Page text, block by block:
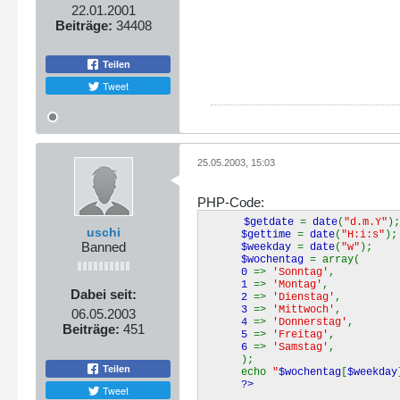
22.01.2001
Beiträge: 34408
Teilen
Tweet
uschi
Banned
Dabei seit:
06.05.2003
Beiträge: 451
Teilen
Tweet
25.05.2003, 15:03
PHP-Code:
$getdate = date( "d.m.Y" );
$gettime = date( "H:i:s" );
$weekday = date( "w" );
$wochentag = array(
0 => 'Sonntag' ,
1 => 'Montag' ,
2 => 'Dienstag' ,
3 => 'Mittwoch' ,
4 => 'Donnerstag' ,
5 => 'Freitag' ,
6 => 'Samstag' ,
);
echo "$wochentag $weekday
?>